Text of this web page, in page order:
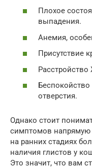
Плохое
выпадения.
Анемия,
Присутствие
отверстия.
Однако стоит
симптомов напрямую
на ранних стадиях
наличия глистов у
Это значит, что вам